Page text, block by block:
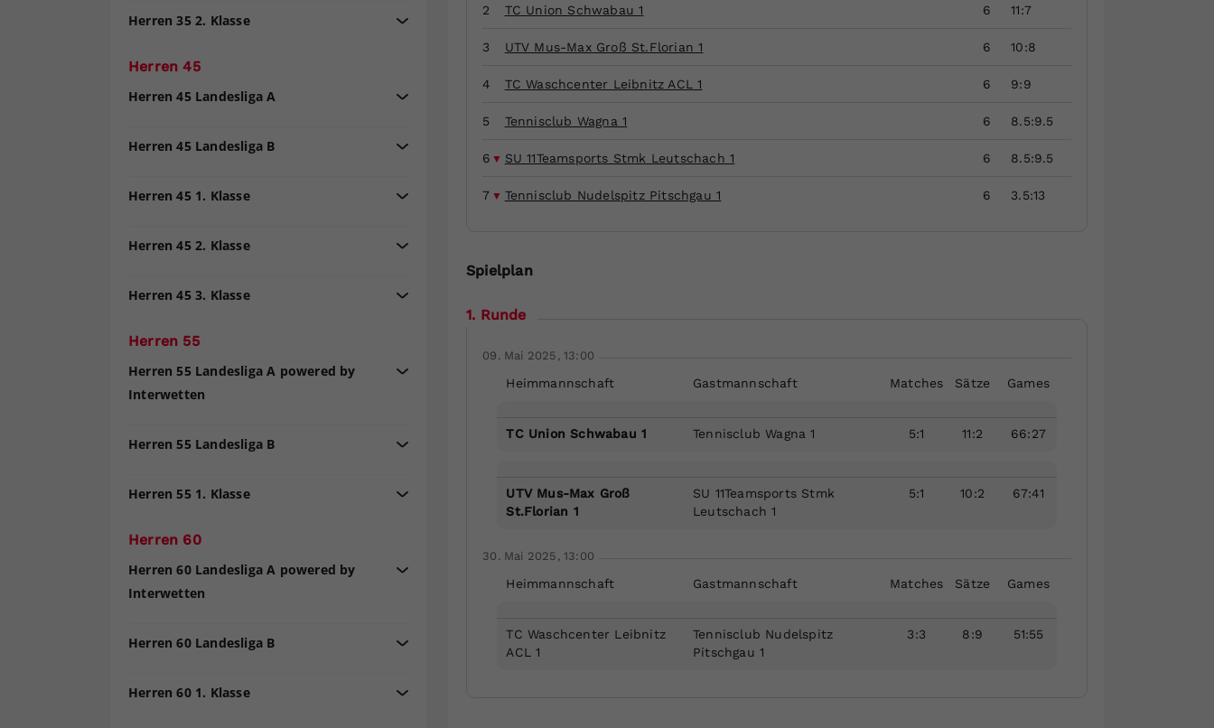
2 TC Union Schwabau 1 6 11:7
3 UTV Mus-Max Groß St.Florian 1 6 10:8
4 TC Waschcenter Leibnitz ACL 1 6 9:9
5 Tennisclub Wagna 1 6 8.5:9.5
6 SU 11Teamsports Stmk Leutschach 1 6 8.5:9.5
7 Tennisclub Nudelspitz Pitschgau 1 6 3.5:13
Spielplan
1. Runde
09. Mai 2025, 13:00
Heimmannschaft Gastmannschaft Matches Sätze Games
TC Union Schwabau 1 Tennisclub Wagna 1 5:1 11:2 66:27
UTV Mus-Max Groß
St.Florian 1
SU 11Teamsports Stmk
Leutschach 1
5:1 10:2 67:41
30. Mai 2025, 13:00
Heimmannschaft Gastmannschaft Matches Sätze Games
TC Waschcenter Leibnitz
ACL 1
Tennisclub Nudelspitz
Pitschgau 1
3:3 8:9 51:55
Herren 35 2. Klasse
Herren 45
Herren 45 Landesliga A
Herren 45 Landesliga B
Herren 45 1. Klasse
Herren 45 2. Klasse
Herren 45 3. Klasse
Herren 55
Herren 55 Landesliga A powered by
Interwetten
Herren 55 Landesliga B
Herren 55 1. Klasse
Herren 60
Herren 60 Landesliga A powered by
Interwetten
Herren 60 Landesliga B
Herren 60 1. Klasse
Webseiten-Betreiber dies eingestellt hat.